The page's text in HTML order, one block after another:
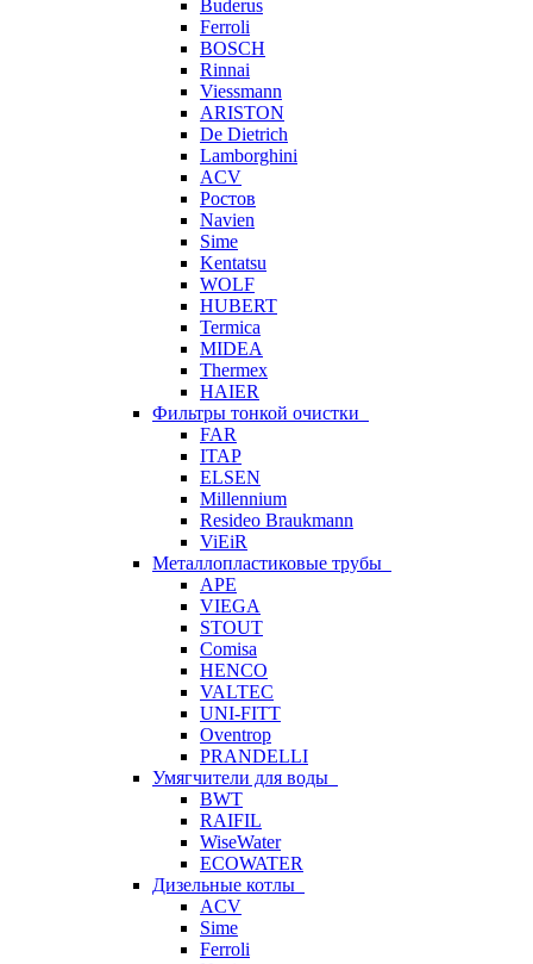
Buderus
Ferroli
BOSCH
Rinnai
Viessmann
ARISTON
De Dietrich
Lamborghini
ACV
Ростов
Navien
Sime
Kentatsu
WOLF
HUBERT
Termica
MIDEA
Thermex
HAIER
Фильтры тонкой очистки
FAR
ITAP
ELSEN
Millennium
Resideo Braukmann
ViEiR
Металлопластиковые трубы
APE
VIEGA
STOUT
Comisa
HENCO
VALTEC
UNI-FITT
Oventrop
PRANDELLI
Умягчители для воды
BWT
RAIFIL
WiseWater
ECOWATER
Дизельные котлы
ACV
Sime
Ferroli